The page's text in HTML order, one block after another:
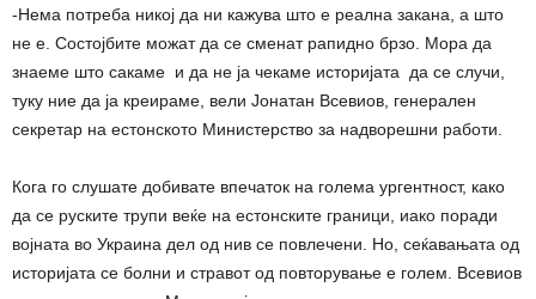
-Нема потреба никој да ни кажува што е реална закана, а што
не е. Состојбите можат да се сменат рапидно брзо. Мора да
знаеме што сакаме и да не ја чекаме историјата да се случи,
туку ние да ја креираме, вели Јонатан Всевиов, генерален
секретар на естонското Министерство за надворешни работи.
Кога го слушате добивате впечаток на голема ургентност, како
да се руските трупи веќе на естонските граници, иако поради
војната во Украина дел од нив се повлечени. Но, сеќавањата од
историјата се болни и стравот од повторување е голем. Всевиов